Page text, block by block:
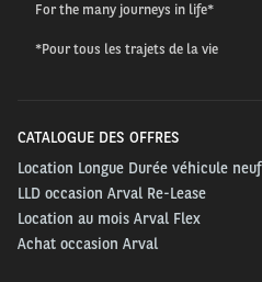
For the many journeys in life*
*Pour tous les trajets de la vie
CATALOGUE DES OFFRES
Location Longue Durée véhicule neuf
LLD occasion Arval Re-Lease
Location au mois Arval Flex
Achat occasion Arval